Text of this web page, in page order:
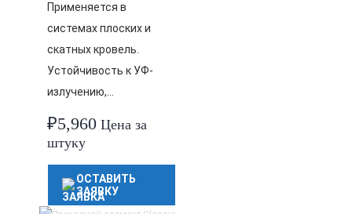
Применяется в
системах плоских и
скатных кровель.
Устойчивость к УФ-
излучению,…
₽5,960 Цена за
штуку
ОСТАВИТЬ
ЗАЯВКУ